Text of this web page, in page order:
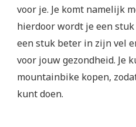
voor je. Je komt namelijk
hierdoor wordt je een
een stuk beter in zijn vel
voor jouw gezondheid. Je
mountainbike kopen,
kunt doen.